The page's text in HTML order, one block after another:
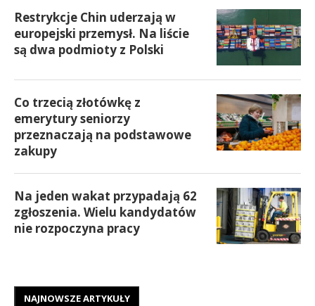
Restrykcje Chin uderzają w
europejski przemysł. Na liście
są dwa podmioty z Polski
Co trzecią złotówkę z
emerytury seniorzy
przeznaczają na podstawowe
zakupy
Na jeden wakat przypadają 62
zgłoszenia. Wielu kandydatów
nie rozpoczyna pracy
NAJNOWSZE ARTYKUŁY